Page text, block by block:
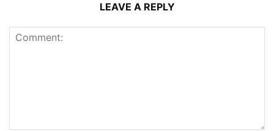
LEAVE A REPLY